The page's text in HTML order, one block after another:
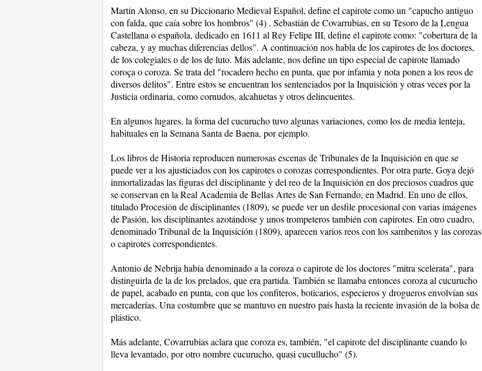
Martín Alonso, en su Diccionario Medieval Español, define el capirote como un "capucho antiguo
con falda, que caía sobre los hombros" (4) . Sebastián de Covarrubias, en su Tesoro de la Lengua
Castellana o española, dedicado en 1611 al Rey Felipe III, define el capirote como: "cobertura de la
cabeza, y ay muchas diferencias dellos". A continuación nos habla de los capirotes de los doctores,
de los colegiales o de los de luto. Más adelante, nos define un tipo especial de capirote llamado
coroça o coroza. Se trata del "rocadero hecho en punta, que por infamia y nota ponen a los reos de
diversos delitos". Entre estos se encuentran los sentenciados por la Inquisición y otras veces por la
Justicia ordinaria, como cornudos, alcahuetas y otros delincuentes.
En algunos lugares, la forma del cucurucho tuvo algunas variaciones, como los de media lenteja,
habituales en la Semana Santa de Baena, por ejemplo.
Los libros de Historia reproducen numerosas escenas de Tribunales de la Inquisición en que se
puede ver a los ajusticiados con los capirotes o corozas correspondientes. Por otra parte, Goya dejó
inmortalizadas las figuras del disciplinante y del reo de la Inquisición en dos preciosos cuadros que
se conservan en la Real Academia de Bellas Artes de San Fernando, en Madrid. En uno de ellos,
titulado Procesión de disciplinantes (1809), se puede ver un desfile procesional con varias imágenes
de Pasión, los disciplinantes azotándose y unos trompeteros también con capirotes. En otro cuadro,
denominado Tribunal de la Inquisición (1809), aparecen varios reos con los sambenitos y las corozas
o capirotes correspondientes.
Antonio de Nebrija había denominado a la coroza o capirote de los doctores "mitra scelerata", para
distinguirla de la de los prelados, que era partida. También se llamaba entonces coroza al cucurucho
de papel, acabado en punta, con que los confiteros, boticarios, especieros y drogueros envolvían sus
mercaderías. Una costumbre que se mantuvo en nuestro país hasta la reciente invasión de la bolsa de
plástico.
Más adelante, Covarrubias aclara que coroza es, también, "el capirote del disciplinante cuando lo
lleva levantado, por otro nombre cucurucho, quasi cucullucho" (5).